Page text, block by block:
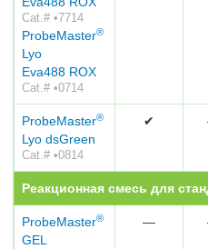
Cat.# •7714
ProbeMaster®
Lyo
Eva488 ROX
Cat.# •0714
ProbeMaster®
Lyo dsGreen
Cat.# •0814
✔
Реакционная смесь для
ProbeMaster®
GEL
—